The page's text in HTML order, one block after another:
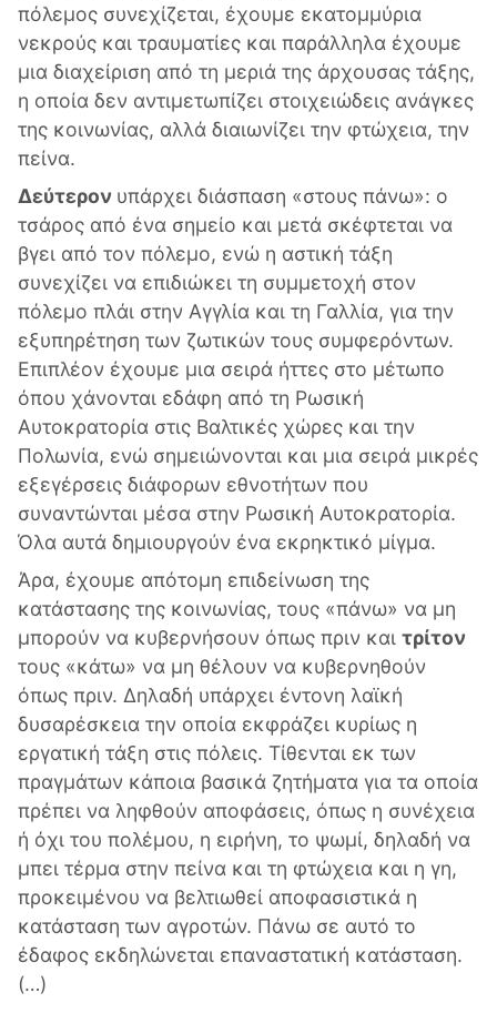
πόλεμος συνεχίζεται, έχουμε εκατομμύρια
νεκρούς και τραυματίες και παράλληλα έχουμε
μια διαχείριση από τη μεριά της άρχουσας τάξης,
η οποία δεν αντιμετωπίζει στοιχειώδεις ανάγκες
της κοινωνίας, αλλά διαιωνίζει την φτώχεια, την
πείνα.
Δεύτερον υπάρχει διάσπαση «στους πάνω»: ο
τσάρος από ένα σημείο και μετά σκέφτεται να
βγει από τον πόλεμο, ενώ η αστική τάξη
συνεχίζει να επιδιώκει τη συμμετοχή στον
πόλεμο πλάι στην Αγγλία και τη Γαλλία, για την
εξυπηρέτηση των ζωτικών τους συμφερόντων.
Επιπλέον έχουμε μια σειρά ήττες στο μέτωπο
όπου χάνονται εδάφη από τη Ρωσική
Αυτοκρατορία στις Βαλτικές χώρες και την
Πολωνία, ενώ σημειώνονται και μια σειρά μικρές
εξεγέρσεις διάφορων εθνοτήτων που
συναντώνται μέσα στην Ρωσική Αυτοκρατορία.
Όλα αυτά δημιουργούν ένα εκρηκτικό μίγμα.
Άρα, έχουμε απότομη επιδείνωση της
κατάστασης της κοινωνίας, τους «πάνω» να μη
μπορούν να κυβερνήσουν όπως πριν και τρίτον
τους «κάτω» να μη θέλουν να κυβερνηθούν
όπως πριν. Δηλαδή υπάρχει έντονη λαϊκή
δυσαρέσκεια την οποία εκφράζει κυρίως η
εργατική τάξη στις πόλεις. Τίθενται εκ των
πραγμάτων κάποια βασικά ζητήματα για τα οποία
πρέπει να ληφθούν αποφάσεις, όπως η συνέχεια
ή όχι του πολέμου, η ειρήνη, το ψωμί, δηλαδή να
μπει τέρμα στην πείνα και τη φτώχεια και η γη,
προκειμένου να βελτιωθεί αποφασιστικά η
κατάσταση των αγροτών. Πάνω σε αυτό το
έδαφος εκδηλώνεται επαναστατική κατάσταση.
(…)